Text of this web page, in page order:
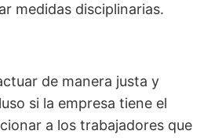
medidas disciplinarias.
de manera justa y
si la empresa tiene el
a los trabajadores que